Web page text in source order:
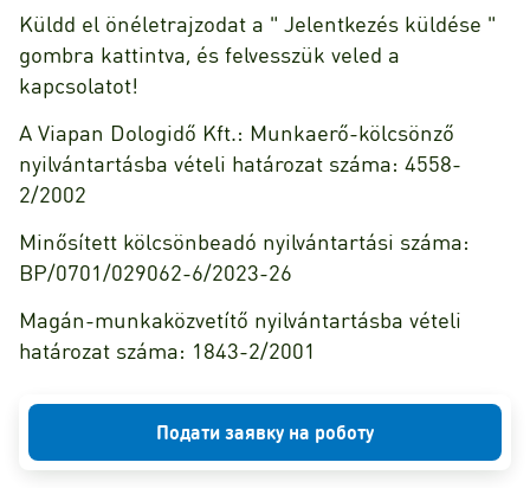
Küldd el önéletrajzodat a " Jelentkezés küldése "
gombra kattintva, és felvesszük veled a
kapcsolatot!
A Viapan Dologidő Kft.: Munkaerő-kölcsönző
nyilvántartásba vételi határozat száma: 4558-
2/2002
Minősített kölcsönbeadó nyilvántartási száma:
BP/0701/029062-6/2023-26
Magán-munkaközvetítő nyilvántartásba vételi
határozat száma: 1843-2/2001
Подати заявку на роботу